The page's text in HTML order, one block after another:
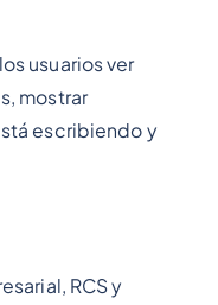
usuarios ver
mostrar
escribiendo y
RCS y